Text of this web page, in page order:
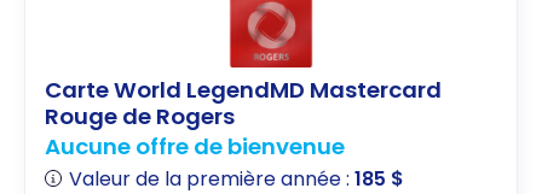
Carte World LegendMD Mastercard
Rouge de Rogers
Aucune offre de bienvenue
Valeur de la première année :185 $